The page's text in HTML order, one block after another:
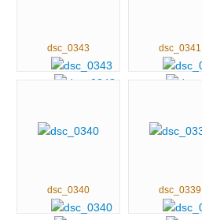
dsc_0343 dsc_0341
dsc_0340 dsc_0339